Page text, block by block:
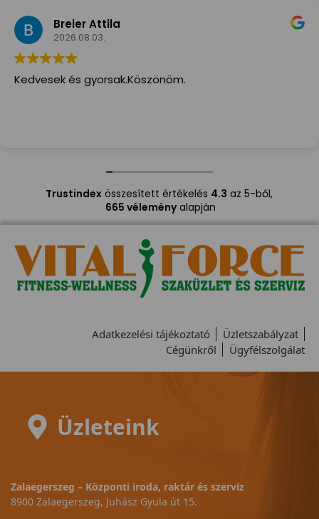
Breier Attila
2026.08.03.
Kedvesek és gyorsak.Köszönöm.
Trustindexösszesített értékelés 4.3 az 5-ből,
665 véleményalapján
Adatkezelési tájékoztató
Üzletszabályzat
Cégünkről
Ügyfélszolgálat
Üzleteink
Zalaegerszeg – Központi iroda, raktár és szerviz
8900 Zalaegerszeg, Juhász Gyula út 15.